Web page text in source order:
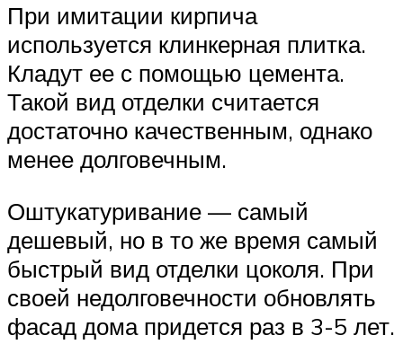
При имитации кирпича
используется клинкерная плитка.
Кладут ее с помощью цемента.
Такой вид отделки считается
достаточно качественным, однако
менее долговечным.
Оштукатуривание — самый
дешевый, но в то же время самый
быстрый вид отделки цоколя. При
своей недолговечности обновлять
фасад дома придется раз в 3-5 лет.